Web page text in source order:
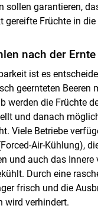
sollen garantieren,
gereifte Früchte in
nach der Ernte
ist es
geernteten Beeren
werden die Früchte
und danach
Viele Betriebe
Air-Kühlung),
und auch das Innere
Durch eine
frisch und die
wird verhindert.